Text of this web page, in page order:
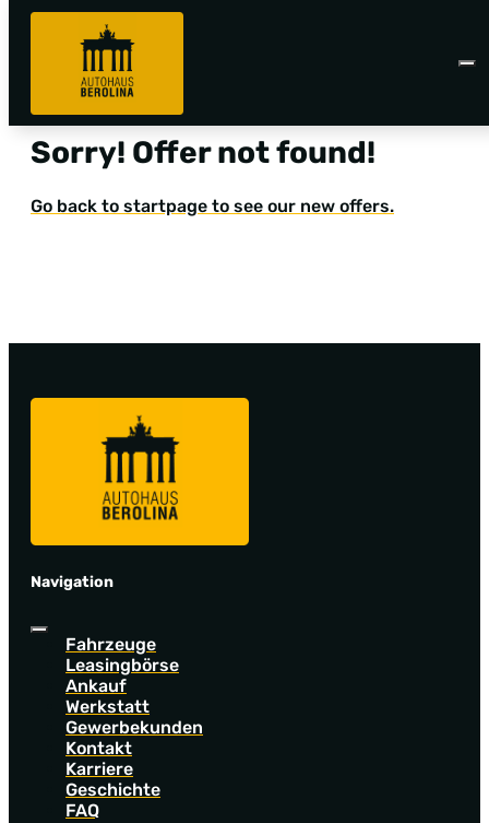
Sorry! Offer not found!
Go back to startpage to see our new offers.
Navigation
Fahrzeuge
Leasingbörse
Ankauf
Werkstatt
Gewerbekunden
Kontakt
Karriere
Geschichte
FAQ